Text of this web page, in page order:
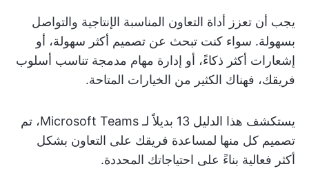
يجب أن تعزز أداة التعاون المناسبة الإنتاجية والتواصل
بسهولة. سواء كنت تبحث عن تصميم أكثر سهولة، أو
إشعارات أكثر ذكاءً، أو إدارة مهام مدمجة تناسب أسلوب
فريقك، فهناك الكثير من الخيارات المتاحة.
يستكشف هذا الدليل 13 بديلاً لـ Microsoft Teams، تم
تصميم كل منها لمساعدة فريقك على التعاون بشكل
أكثر فعالية بناءً على احتياجاتك المحددة.